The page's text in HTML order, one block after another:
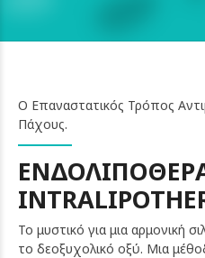
Ο Επαναστατικός Τρόπος
Πάχους.
Το μυστικό για μια αρμονική
το δεοξυχολικό οξύ. Μια